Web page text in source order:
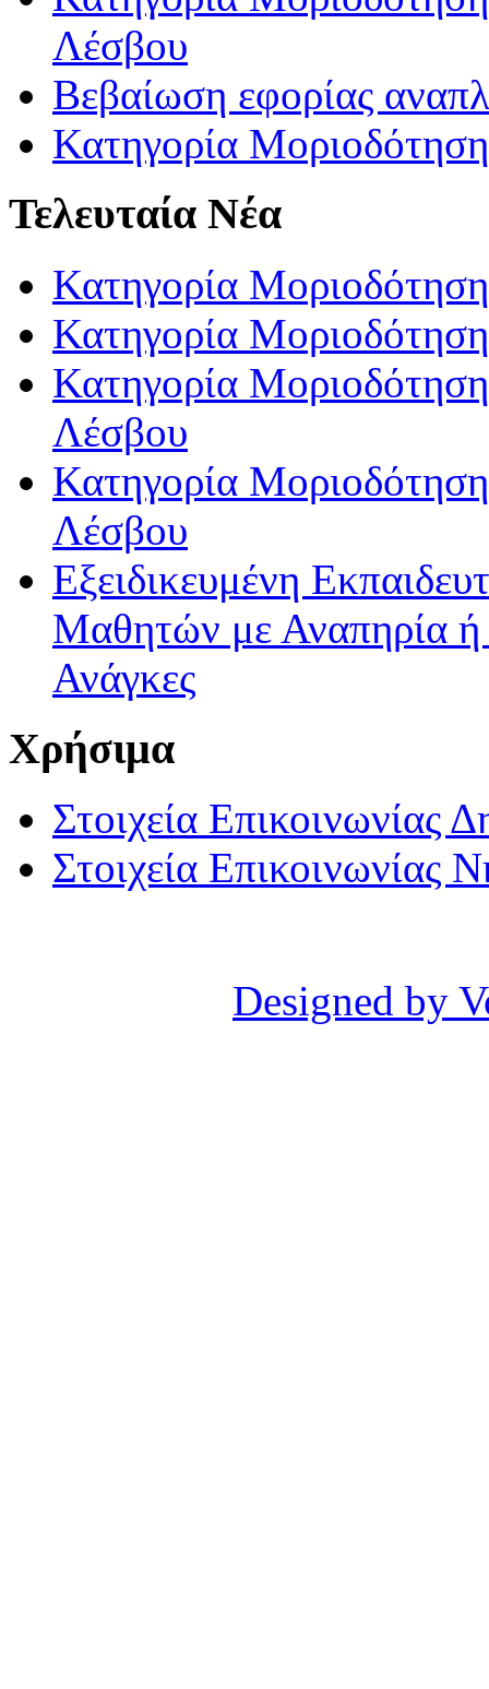
Λέσβου
Βεβαίωση εφορίας
Κατηγορία
Τελευταία Νέα
Κατηγορία
Κατηγορία
Κατηγορία
Λέσβου
Κατηγορία
Λέσβου
Εξειδικευμένη
Μαθητών με Αναπηρία ή /
Ανάγκες
Χρήσιμα
Στοιχεία Επικοινωνίας
Στοιχεία Επικοινωνίας
Designed by